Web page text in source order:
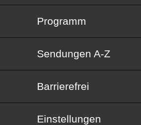
Programm
Sendungen von A bis Z
Sendungen A-Z
Barrierefrei
Barrierefrei
Einstellungen